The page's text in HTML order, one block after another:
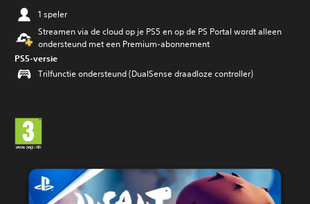
1 speler
Streamen via de cloud op je PS5 en op de PS Portal wordt alleen
ondersteund met een Premium-abonnement
PS5-versie
Trilfunctie ondersteund (DualSense draadloze controller)